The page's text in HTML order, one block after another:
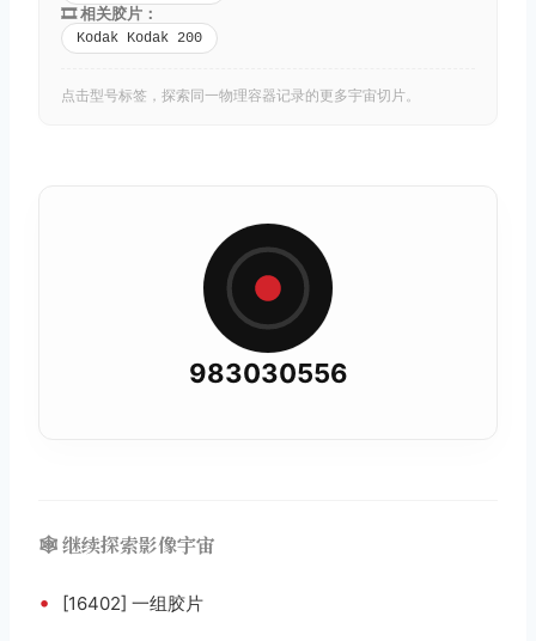
🎞️ 相关胶片：
Kodak Kodak 200
点击型号标签，探索同一物理容器记录的更多宇宙切片。
983030556
🕸️ 继续探索影像宇宙
• [16402] 一组胶片